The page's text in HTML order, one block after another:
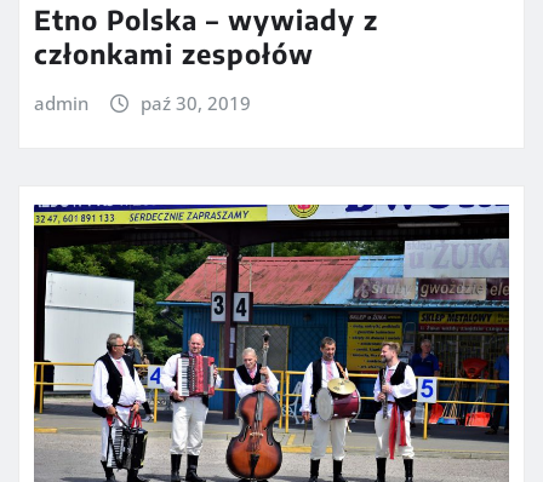
Etno Polska – wywiady z
członkami zespołów
admin paź 30, 2019